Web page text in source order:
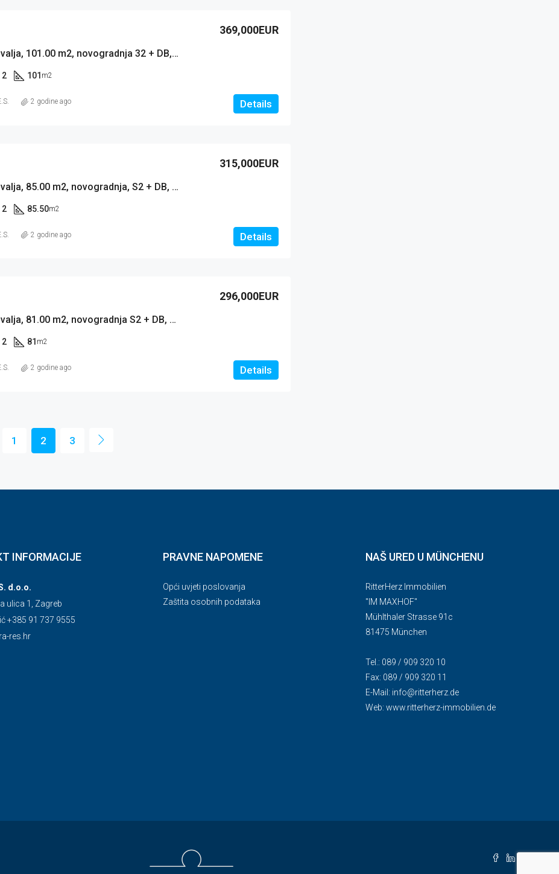
Stan: Novalja, 101.00 m2, novogradnja 32 + DB, 2 TERASE, 2 PARKINGA (prodaja)
369,000EUR
2 101 m2
Details
2 godine ago
Stan: Novalja, 85.00 m2, novogradnja, S2 + DB, 2 KUPAONICE, 1 PM, VRT (prodaja)
315,000EUR
2 85.50m2
Details
2 godine ago
Stan: Novalja, 81.00 m2, novogradnja S2 + DB, 2 KUPAONICE 2 PM, VRT (prodaja)
296,000EUR
2 81 m2
Details
2 godine ago
1 2 3
INFORMACIJE
d.o.o.
ulica 1, Zagreb
+385 91 737 9555
res.hr
PRAVNE NAPOMENE
Opći uvjeti poslovanja
Zaštita osobnih podataka
NAŠ URED U MÜNCHENU
RitterHerz Immobilien
"IM MAXHOF"
Mühlthaler Strasse 91c
81475 München
Tel.: 089 / 909 320 10
Fax: 089 / 909 320 11
E-Mail: info@ritterherz.de
Web: www.ritterherz-immobilien.de